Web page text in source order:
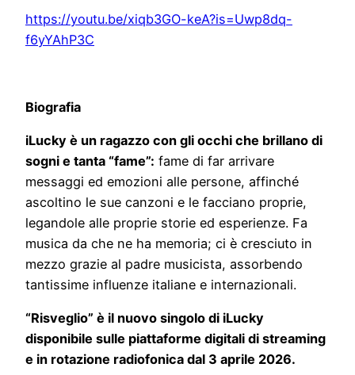
https://youtu.be/xiqb3GO-keA?is=Uwp8dq-
f6yYAhP3C
Biografia
iLucky è un ragazzo con gli occhi che brillano di
sogni e tanta “fame”: fame di far arrivare
messaggi ed emozioni alle persone, affinché
ascoltino le sue canzoni e le facciano proprie,
legandole alle proprie storie ed esperienze. Fa
musica da che ne ha memoria; ci è cresciuto in
mezzo grazie al padre musicista, assorbendo
tantissime influenze italiane e internazionali.
“Risveglio” è il nuovo singolo di iLucky
disponibile sulle piattaforme digitali di streaming
e in rotazione radiofonica dal 3 aprile 2026.